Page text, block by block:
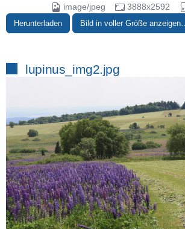
image/jpeg
3888x2592
Herunterladen Bild in voller Größe anzeigen…
lupinus_img2.jpg